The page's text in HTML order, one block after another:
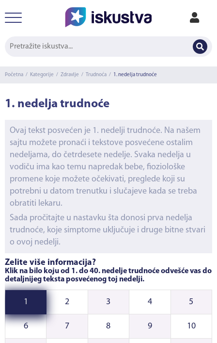
Početna / Kategorije / Zdravlje / Trudnoća / 1. nedelja trudnoće
1. nedelja trudnoće
Ovaj tekst posvećen je 1. nedelji trudnoće. Na našem
sajtu možete pronaći i tekstove posvećene ostalim
nedeljama, do četrdesete nedelje. Svaka nedelja u
vodiču ima kao temu napredak bebe, fioziološke
promene koje možete očekivati, preglede koji su
potrebni u datom trenutku i slučajeve kada se treba
obratiti lekaru.
Sada pročitajte u nastavku šta donosi prva nedelja
trudnoće, koje simptome uključuje i druge bitne stvari
o ovoj nedelji.
Želite više informacija?
Klik na bilo koju od 1. do 40. nedelje trudnoće odvešće vas do
detaljnijeg teksta posvećenog toj nedelji.
1 2 3 4 5
6 7 8 9 10